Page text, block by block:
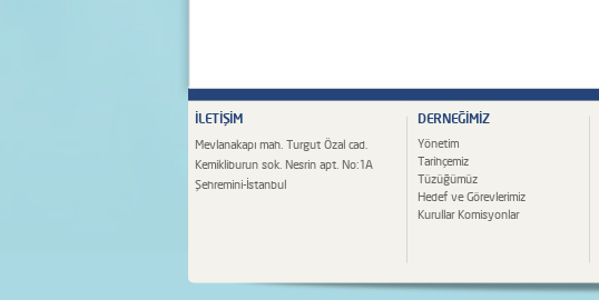
İLETİŞİM
Mevlanakapı mah. Turgut Özal cad.
Kemikliburun sok. Nesrin apt. No:1A
Şehremini-İstanbul
DERNEĞİMİZ
Yönetim
Tarihçemiz
Tüzüğümüz
Hedef ve Görevlerimiz
Kurullar Komisyonlar